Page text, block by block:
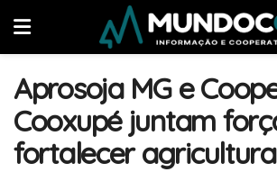
Aprosoja MG e
Cooxupé juntam
fortalecer